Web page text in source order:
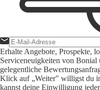
Erhalte Angebote, Prospekte,
Serviceneuigkeiten von Bonial
gelegentliche
Klick auf „Weiter" willigst du
kannst deine Einwilligung